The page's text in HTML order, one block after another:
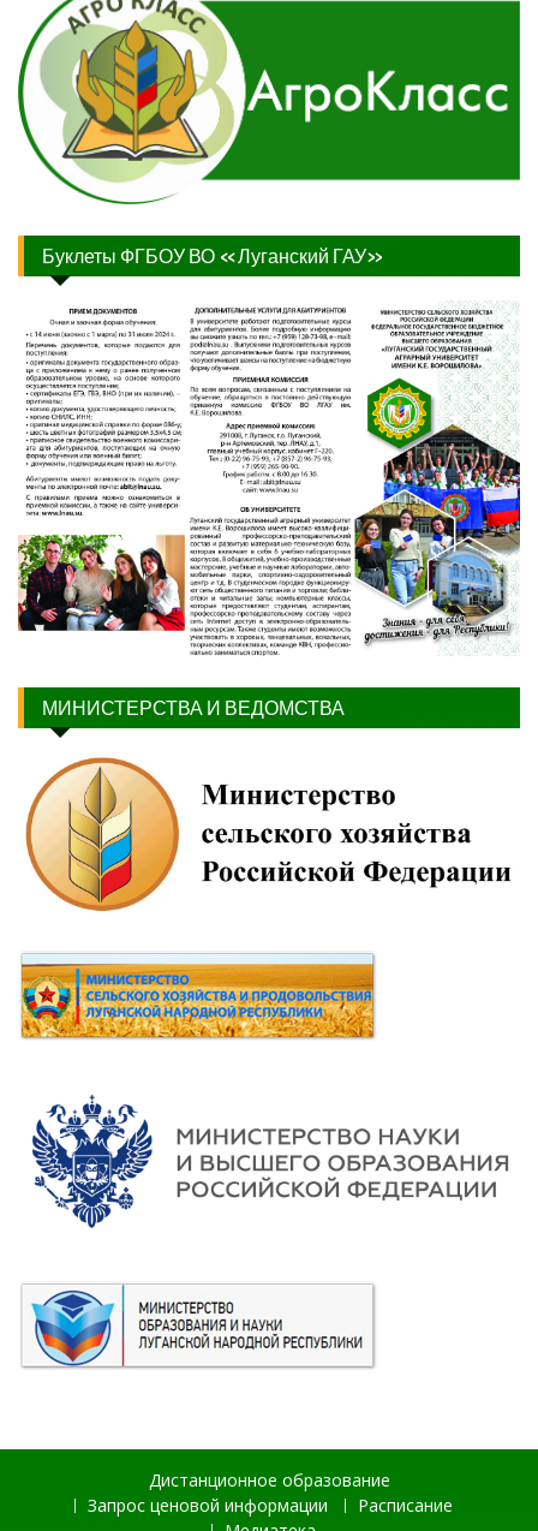
Буклеты ФГБОУ ВО «Луганский ГАУ»
МИНИСТЕРСТВА И ВЕДОМСТВА
Дистанционное образование
Запрос ценовой информации
Расписание